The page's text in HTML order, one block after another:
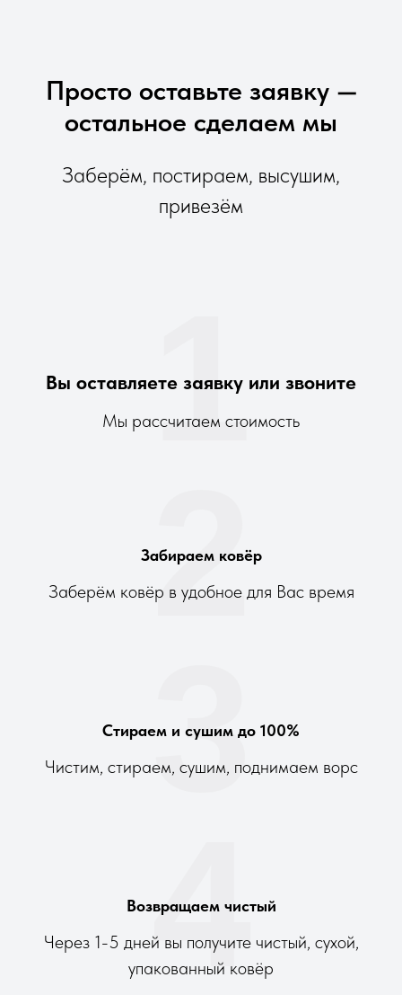
Просто оставьте заявку —
остальное сделаем мы
Заберём, постираем, высушим,
привезём
Вы оставляете заявку или звоните
Мы рассчитаем стоимость
1
Забираем ковёр
Заберём ковёр в удобное для Вас время
2
Стираем и сушим до 100%
Чистим, стираем, сушим, поднимаем ворс
3
Возвращаем чистый
Через 1-5 дней вы получите чистый, сухой,
упакованный ковёр
4